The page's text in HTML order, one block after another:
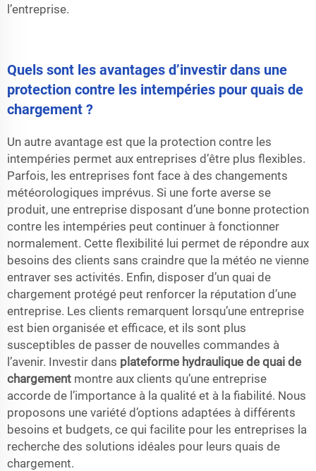
l’entreprise.
Quels sont les avantages d’investir dans une
protection contre les intempéries pour quais de
chargement ?
Un autre avantage est que la protection contre les
intempéries permet aux entreprises d’être plus flexibles.
Parfois, les entreprises font face à des changements
météorologiques imprévus. Si une forte averse se
produit, une entreprise disposant d’une bonne protection
contre les intempéries peut continuer à fonctionner
normalement. Cette flexibilité lui permet de répondre aux
besoins des clients sans craindre que la météo ne vienne
entraver ses activités. Enfin, disposer d’un quai de
chargement protégé peut renforcer la réputation d’une
entreprise. Les clients remarquent lorsqu’une entreprise
est bien organisée et efficace, et ils sont plus
susceptibles de passer de nouvelles commandes à
l’avenir. Investir dans plateforme hydraulique de quai de
chargement montre aux clients qu’une entreprise
accorde de l’importance à la qualité et à la fiabilité. Nous
proposons une variété d’options adaptées à différents
besoins et budgets, ce qui facilite pour les entreprises la
recherche des solutions idéales pour leurs quais de
chargement.